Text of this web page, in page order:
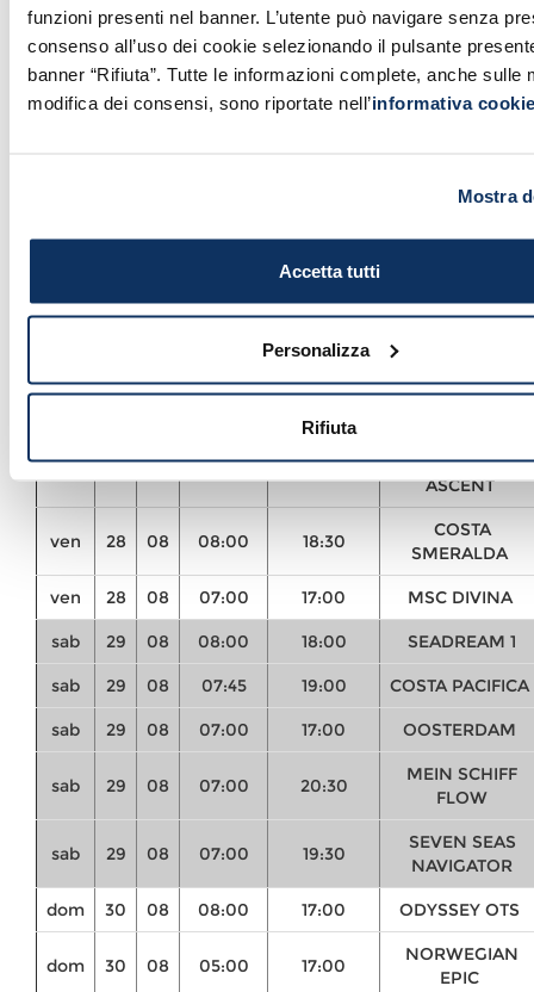
funzioni presenti nel banner. L’utente può navigare senza
consenso all’uso dei cookie selezionando il pulsante
banner “Rifiuta”. Tutte le informazioni complete, anche sulle
modifica dei consensi, sono riportate nell’informativa
Mostra
Accetta tutti
Personalizza
Rifiuta
mar 25 08 07:00 19:00
MSC
ORCHESTRA
mer 26 08 08:00 17:00 CELEBRITY XCEL
WIND SURF
gio 27 08 08:00 17:00 LEGEND OTS
TOSCANA
17:00
EMERALD
CELEBRITY
ASCENT
ven 28 08 08:00 18:30
COSTA
SMERALDA
ven 28 08 07:00 17:00 MSC DIVINA
sab 29 08 08:00 18:00 SEADREAM 1
sab 29 08 07:45 19:00 COSTA PACIFICA
sab 29 08 07:00 17:00 OOSTERDAM
sab 29 08 07:00 20:30
MEIN SCHIFF
FLOW
sab 29 08 07:00 19:30
SEVEN SEAS
NAVIGATOR
dom 30 08 08:00 17:00 ODYSSEY OTS
dom 30 08 05:00 17:00
NORWEGIAN
EPIC